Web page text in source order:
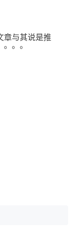
章与其说是推
。。